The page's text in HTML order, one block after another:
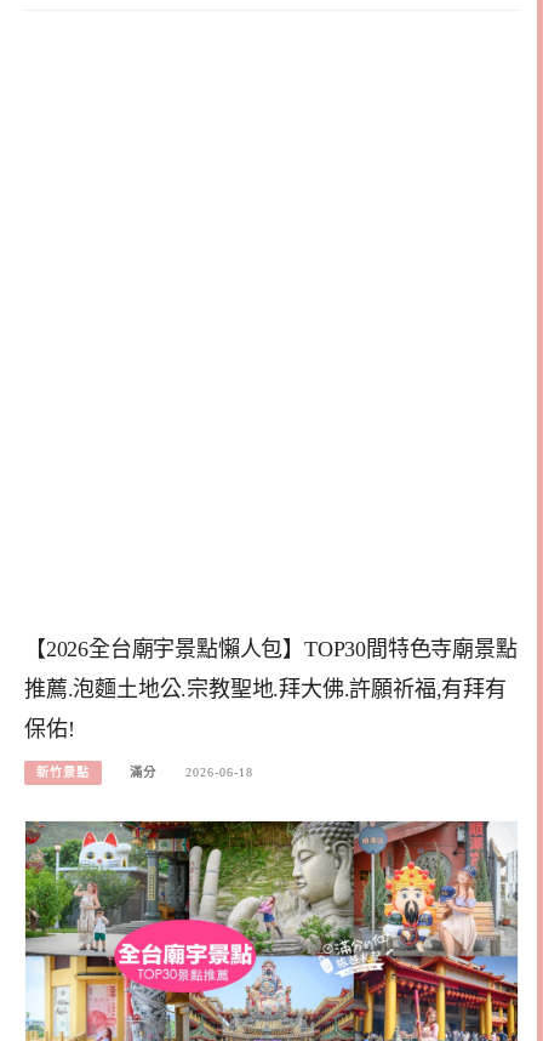
【2026全台廟宇景點懶人包】TOP30間特色寺廟景點
推薦.泡麵土地公.宗教聖地.拜大佛.許願祈福,有拜有
保佑!
新竹景點 滿分 2026-06-18